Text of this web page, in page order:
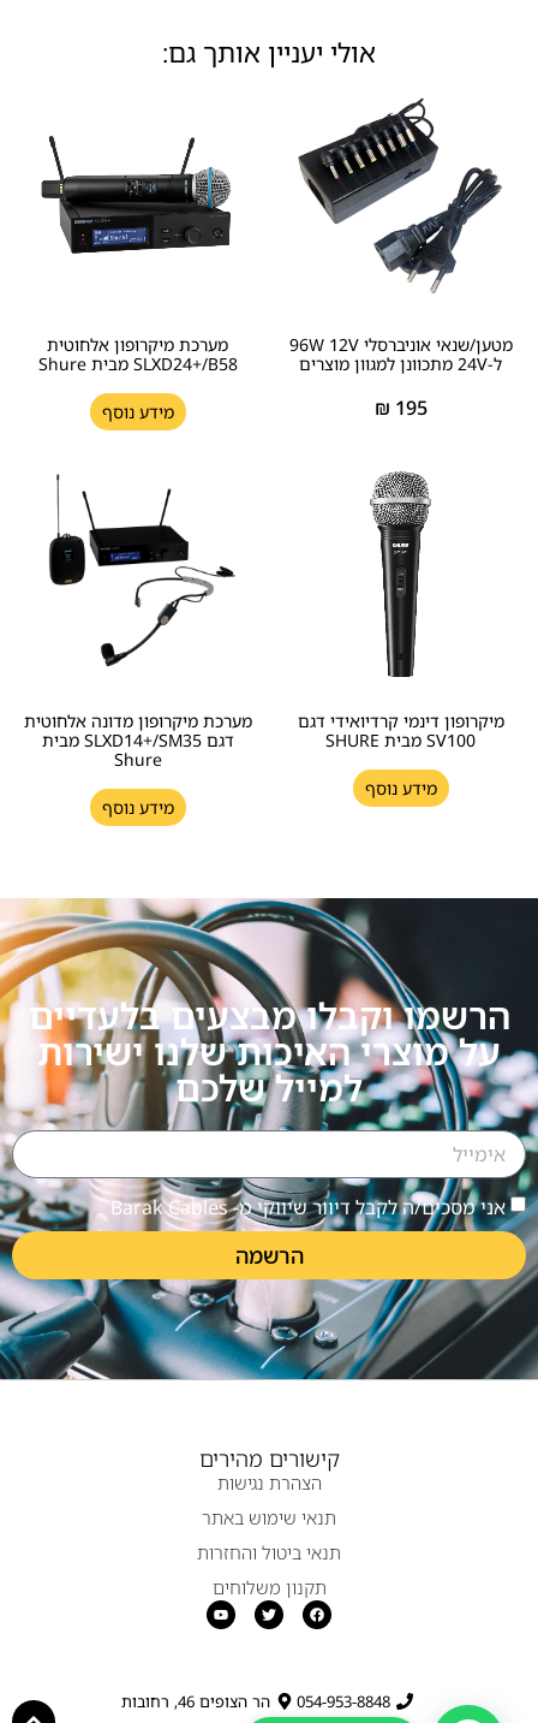
אולי יעניין אותך גם:
מטען/שנאי אוניברסלי 96W 12V
ל-24V מתכוונן למגוון מוצרים
195
₪
מערכת מיקרופון אלחוטית
SLXD24+/B58 מבית Shure
מידע נוסף
מיקרופון דינמי קרדיואידי דגם
SV100 מבית SHURE
מידע נוסף
מערכת מיקרופון מדונה אלחוטית
דגם SLXD14+/SM35 מבית
Shure
מידע נוסף
הרשמו וקבלו מבצעים בלעדיים
על מוצרי האיכות שלנו ישירות
למייל שלכם
אני מסכים/ה לקבל דיוור שיווקי מ- Barak Cables
הרשמה
קישורים מהירים
הצהרת נגישות
תנאי שימוש באתר
תנאי ביטול והחזרות
תקנון משלוחים
054-953-8848 הר הצופים 46, רחובות